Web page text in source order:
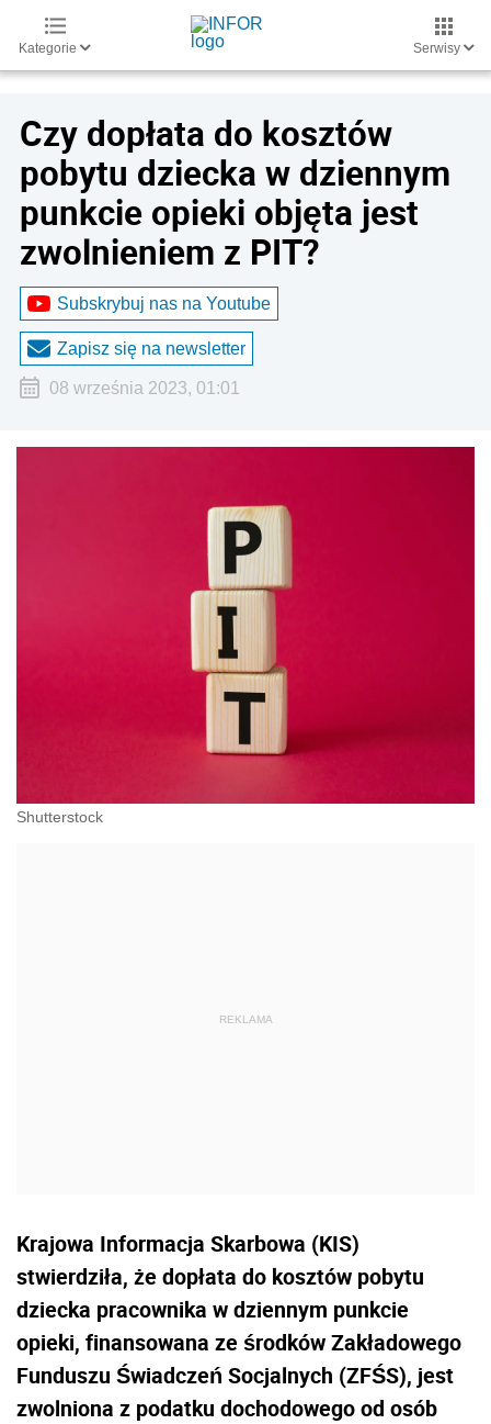
Kategorie Serwisy
Czy dopłata do kosztów
pobytu dziecka w dziennym
punkcie opieki objęta jest
zwolnieniem z PIT?
Subskrybuj nas na Youtube
Zapisz się na newsletter
08 września 2023, 01:01
Shutterstock
Krajowa Informacja Skarbowa (KIS)
stwierdziła, żedopłata do kosztów pobytu
dziecka pracownika w dziennym punkcie
opieki, finansowana ze środków Zakładowego
Funduszu Świadczeń Socjalnych (ZFŚS), jest
zwolniona z podatku dochodowego od osób